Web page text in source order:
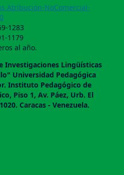
Atribución-NoComercial-
1283
1179
al año.
Investigaciones Lingüí­sticas
Universidad Pedagógica
Instituto Pedagógico de
Piso 1, Av. Páez, Urb. El
Caracas - Venezuela.